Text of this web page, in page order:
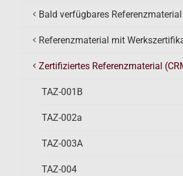
Bald verfügbares Referenzmaterial
Referenzmaterial mit
Zertifiziertes Referenzmaterial
TAZ-001B
TAZ-002a
TAZ-003A
TAZ-004